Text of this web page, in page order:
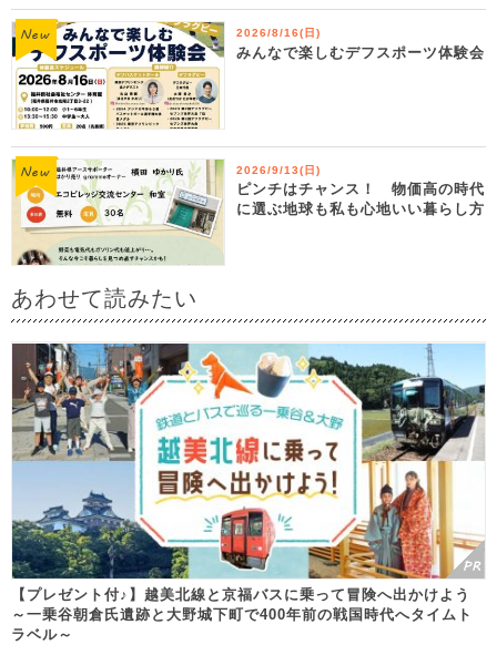
2026/8/16(日)
みんなで楽しむデフスポーツ体験会
2026/9/13(日)
ピンチはチャンス！ 物価高の時代
に選ぶ地球も私も心地いい暮らし方
あわせて読みたい
【プレゼント付♪】越美北線と京福バスに乗って冒険へ出かけよう
～一乗谷朝倉氏遺跡と大野城下町で400年前の戦国時代へタイムト
ラベル～